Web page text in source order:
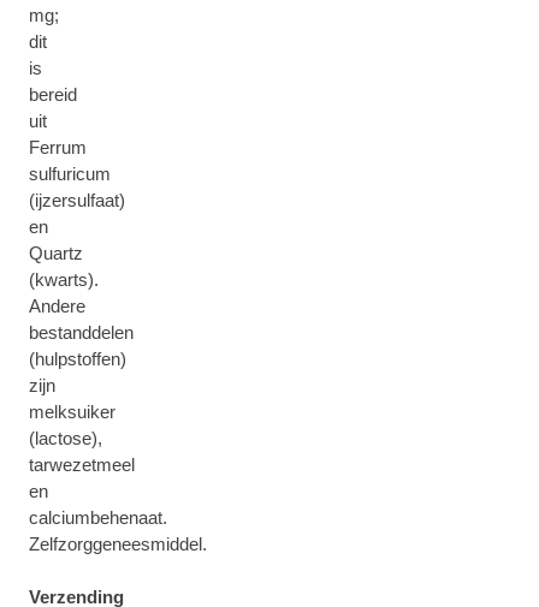
mg;
dit
is
bereid
uit
Ferrum
sulfuricum
(ijzersulfaat)
en
Quartz
(kwarts).
Andere
bestanddelen
(hulpstoffen)
zijn
melksuiker
(lactose),
tarwezetmeel
en
calciumbehenaat.
Zelfzorggeneesmiddel.
Verzending